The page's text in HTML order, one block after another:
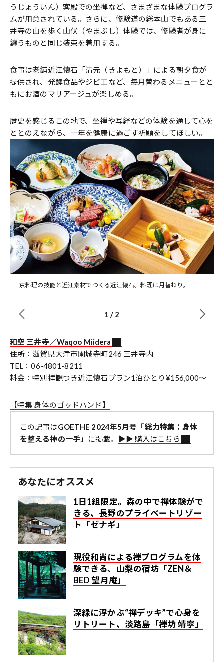
うじょういん）客殿での坐禅など、さまざまな体験プログラ
ムが用意されている。さらに、修験道の総本山でもある三
井寺の山を歩く山伏（やまぶし）体験では、修験者が身に
纏うものと同じ装束を着用する。
食事は老舗近江懐石「清元（きよもと）」による朝夕食が
提供され、発酵食品やジビエなど、毎月替わるメニューとと
もにお酒のマリアージュが楽しめる。
歴史を感じるこの地で、坐禅や写経などの体験を通して心を
ととのえながら、一年を健康に過ごす祈願をしてほしい。
京料理の技能と近江素材でつくる近江懐石。料理は月替わり。
1 / 2
和空 三井寺／Waqoo Miidera
住所：滋賀県大津市園城寺町246 三井寺内
TEL：06-4801-8211
料金：特別拝観つき近江懐石プラン1泊ひとり¥156,000～
【特集 身体のゴッドハンド】
この記事はGOETHE 2024年5月号「総力特集：身体
を整える神の一手」
に掲載。 ▶︎▶︎ 購入はこちら
あなたにオススメ
1日1組限定。森の中で禅体験がで
きる、長野のプライベートリゾー
ト「ゼナギ」
現役和尚による禅プログラムを体
験できる、山梨の宿坊「ZEN＆
BED 望月庵」
深緑に浮かぶ“禅デッキ”で心身を
リトリート、淡路島「禅坊 靖寧」